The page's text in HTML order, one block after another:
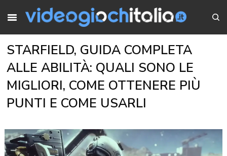
STARFIELD, GUIDA COMPLETA
ALLE ABILITÀ: QUALI SONO LE
MIGLIORI, COME OTTENERE PIÙ
PUNTI E COME USARLI